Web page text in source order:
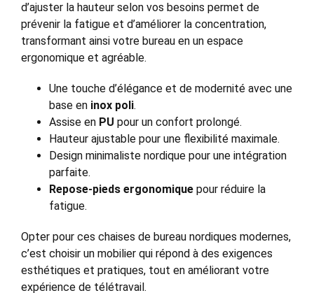
d’ajuster la hauteur selon vos besoins permet de
prévenir la fatigue et d’améliorer la concentration,
transformant ainsi votre bureau en un espace
ergonomique et agréable.
Une touche d’élégance et de modernité avec une
base en inox poli.
Assise en PU pour un confort prolongé.
Hauteur ajustable pour une flexibilité maximale.
Design minimaliste nordique pour une intégration
parfaite.
Repose-pieds ergonomique pour réduire la
fatigue.
Opter pour ces chaises de bureau nordiques modernes,
c’est choisir un mobilier qui répond à des exigences
esthétiques et pratiques, tout en améliorant votre
expérience de télétravail.